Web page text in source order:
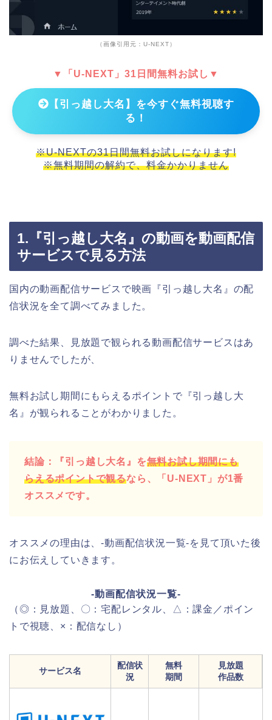
（画像引用元：U-NEXT）
▼「U-NEXT」31日間無料お試し▼
【引っ越し大名】を今すぐ無料視聴す
る！
※U-NEXTの31日間無料お試しになります!
※無料期間の解約で、料金かかりません
1.『引っ越し大名』の動画を動画配信
サービスで見る方法
国内の動画配信サービスで映画『引っ越し大名』の配
信状況を全て調べてみました。
調べた結果、見放題で観られる動画配信サービスはあ
りませんでしたが、
無料お試し期間にもらえるポイントで『引っ越し大
名』が観られることがわかりました。
結論：『引っ越し大名』を無料お試し期間にも
らえるポイントで観るなら、「U-NEXT」が1番
オススメです。
オススメの理由は、-動画配信状況一覧-を見て頂いた後
にお伝えしていきます。
-動画配信状況一覧-
（◎：見放題、〇：宅配レンタル、△：課金／ポイン
トで視聴、×：配信なし）
サービス名
配信状
況
無料
期間
見放題
作品数